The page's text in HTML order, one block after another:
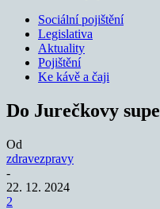
Sociální pojištění
Legislativa
Aktuality
Pojištění
Ke kávě a čaji
Do Jurečkovy
Od
zdravezpravy
-
22. 12. 2024
2